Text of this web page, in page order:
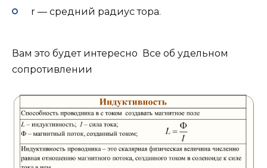
r — средний радиус тора.
Вам это будет интересно Все об удельном
сопротивлении